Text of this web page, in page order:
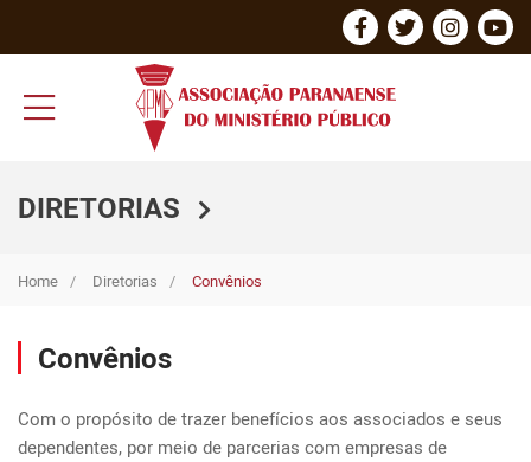
DIRETORIAS
Home Diretorias Convênios
Convênios
Com o propósito de trazer benefícios aos associados e seus
dependentes, por meio de parcerias com empresas de